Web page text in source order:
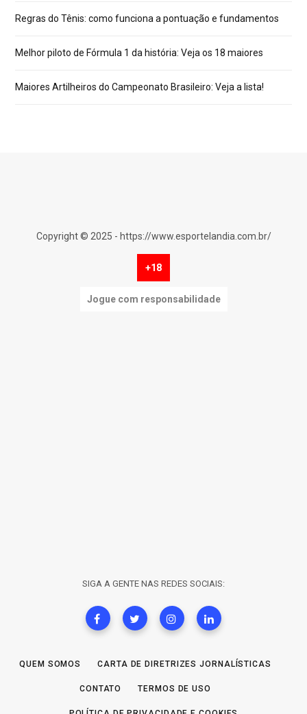
Regras do Tênis: como funciona a pontuação e fundamentos
Melhor piloto de Fórmula 1 da história: Veja os 18 maiores
Maiores Artilheiros do Campeonato Brasileiro: Veja a lista!
Copyright © 2025 - https://www.esportelandia.com.br/
+18
Jogue com responsabilidade
SIGA A GENTE NAS REDES SOCIAIS:
QUEM SOMOS CARTA DE DIRETRIZES JORNALÍSTICAS
CONTATO TERMOS DE USO